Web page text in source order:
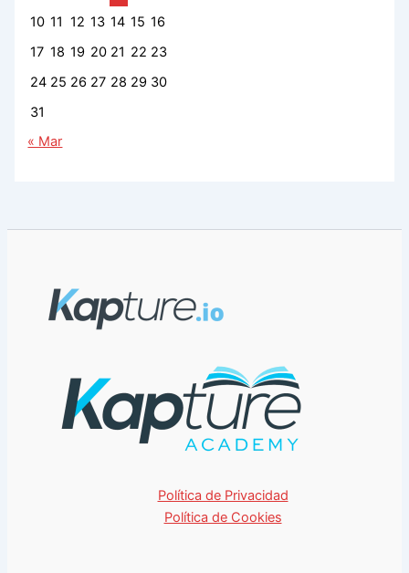
10 11 12 13 14 15 16
17 18 19 20 21 22 23
24 25 26 27 28 29 30
31
« Mar
Política de Privacidad
Política de Cookies